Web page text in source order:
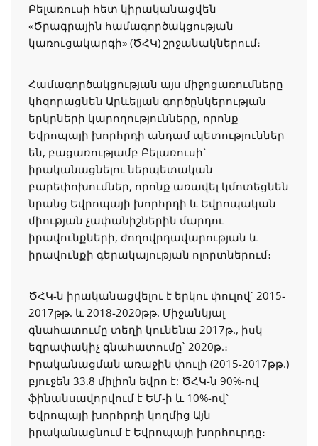
Բելառուսի հետ կիրականացվեն
«Ծրագրային համագործակցության
կառուցակարգի» (ԾՀԿ) շրջանակներում։
Համագործակցության այս միջոցառումները
կհզորացնեն Արևելյան գործընկերության
երկրների կարողությունները, որոնք
Եվրոպայի խորհրդի անդամ պետություններ
են, բացառությամբ Բելառուսի՝
իրականացնելու ներպետական
բարեփոխումներ, որոնք առավել կմոտեցնեն
նրանց Եվրոպայի խորհրդի և Եվրոպական
միության չափանիշներին մարդու
իրավունքների, ժողովրդավարության և
իրավունքի գերակայության ոլորտներում։
ԾՀԿ-ն իրականացվելու է երկու փուլով` 2015-
2017թթ. և 2018-2020թթ. Միջանկյալ
գնահատումը տեղի կունենա 2017թ., իսկ
եզրափակիչ գնահատումը՝ 2020թ.։
Իրականացման առաջին փուլի (2015-2017թթ.)
բյուջեն 33.8 միլիոն եվրո է: ԾՀԿ-ն 90%-ով
ֆինանսավորվում է ԵՄ-ի և 10%-ով`
Եվրոպայի խորհրդի կողմից Այն
իրականացնում է Եվրոպայի խորհուրդը։